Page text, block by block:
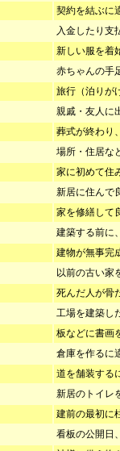
契約を結ぶに
入金したり支
新しい服を着
赤ちゃんの手
旅行（泊りが
親戚・友人に
葬式が終わり
場所・住居な
家に初めて住
新居に住んで
家を修繕して
建築する前に
建物が無事完
以前の古い家
死んだ人が骨
工場を建築し
板などに書画
倉庫を作るに
道を舗装する
新居のトイレ
建前の最初に
看板の公開日